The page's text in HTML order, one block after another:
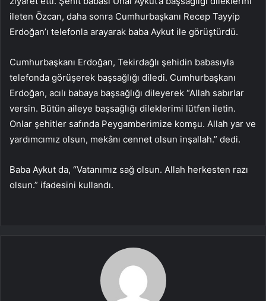
ileten Özcan, daha sonra Cumhurbaşkanı Recep Tayyip
Erdoğan’ı telefonla arayarak baba Aykut ile görüştürdü.
Cumhurbaşkanı Erdoğan, Tekirdağlı şehidin babasıyla
telefonda görüşerek başsağlığı diledi. Cumhurbaşkanı
Erdoğan, acılı babaya başsağlığı dileyerek “Allah sabırlar
versin. Bütün aileye başsağlığı dileklerimi lütfen iletin.
Onlar şehitler safında Peygamberimize komşu. Allah yar ve
yardımcımız olsun, mekânı cennet olsun inşallah.” dedi.
Baba Aykut da, “Vatanımız sağ olsun. Allah herkesten razı
olsun.” ifadesini kullandı.